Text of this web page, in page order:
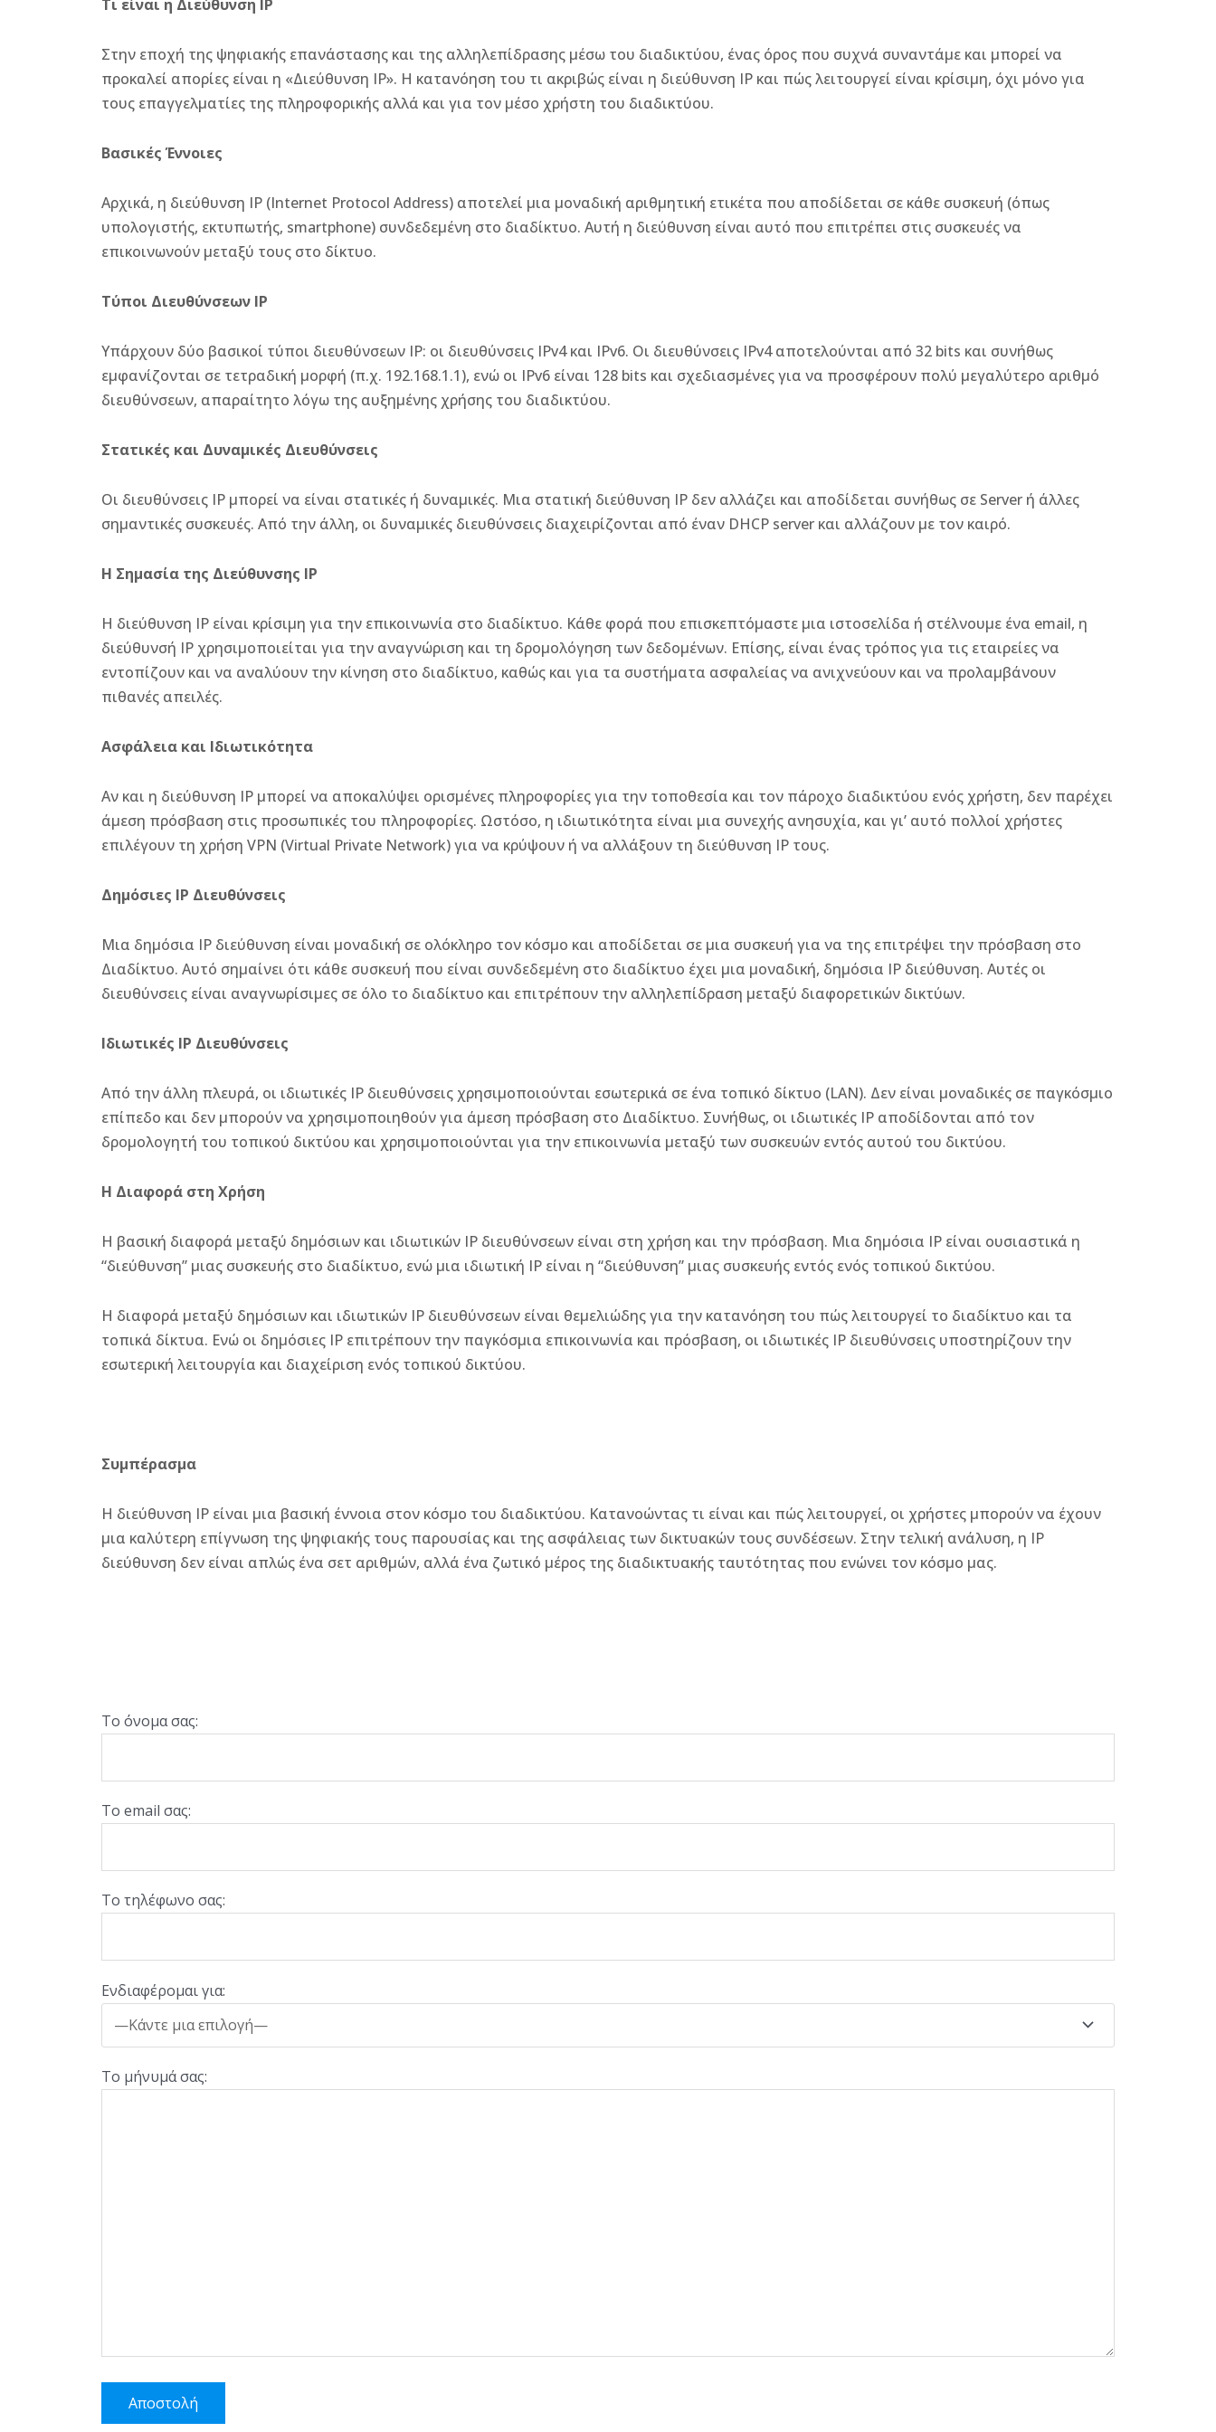
Τι είναι η Διεύθυνση IP
Στην εποχή της ψηφιακής επανάστασης και της αλληλεπίδρασης μέσω του διαδικτύου, ένας όρος που συχνά συναντάμε και μπορεί να
προκαλεί απορίες είναι η «Διεύθυνση IP». Η κατανόηση του τι ακριβώς είναι η διεύθυνση IP και πώς λειτουργεί είναι κρίσιμη, όχι μόνο για
τους επαγγελματίες της πληροφορικής αλλά και για τον μέσο χρήστη του διαδικτύου.
Βασικές Έννοιες
Αρχικά, η διεύθυνση IP (Internet Protocol Address) αποτελεί μια μοναδική αριθμητική ετικέτα που αποδίδεται σε κάθε συσκευή (όπως
υπολογιστής, εκτυπωτής, smartphone) συνδεδεμένη στο διαδίκτυο. Αυτή η διεύθυνση είναι αυτό που επιτρέπει στις συσκευές να
επικοινωνούν μεταξύ τους στο δίκτυο.
Τύποι Διευθύνσεων IP
Υπάρχουν δύο βασικοί τύποι διευθύνσεων IP: οι διευθύνσεις IPv4 και IPv6. Οι διευθύνσεις IPv4 αποτελούνται από 32 bits και συνήθως
εμφανίζονται σε τετραδική μορφή (π.χ. 192.168.1.1), ενώ οι IPv6 είναι 128 bits και σχεδιασμένες για να προσφέρουν πολύ μεγαλύτερο αριθμό
διευθύνσεων, απαραίτητο λόγω της αυξημένης χρήσης του διαδικτύου.
Στατικές και Δυναμικές Διευθύνσεις
Οι διευθύνσεις IP μπορεί να είναι στατικές ή δυναμικές. Μια στατική διεύθυνση IP δεν αλλάζει και αποδίδεται συνήθως σε Server ή άλλες
σημαντικές συσκευές. Από την άλλη, οι δυναμικές διευθύνσεις διαχειρίζονται από έναν DHCP server και αλλάζουν με τον καιρό.
Η Σημασία της Διεύθυνσης IP
Η διεύθυνση IP είναι κρίσιμη για την επικοινωνία στο διαδίκτυο. Κάθε φορά που επισκεπτόμαστε μια ιστοσελίδα ή στέλνουμε ένα email, η
διεύθυνσή IP χρησιμοποιείται για την αναγνώριση και τη δρομολόγηση των δεδομένων. Επίσης, είναι ένας τρόπος για τις εταιρείες να
εντοπίζουν και να αναλύουν την κίνηση στο διαδίκτυο, καθώς και για τα συστήματα ασφαλείας να ανιχνεύουν και να προλαμβάνουν
πιθανές απειλές.
Ασφάλεια και Ιδιωτικότητα
Αν και η διεύθυνση IP μπορεί να αποκαλύψει ορισμένες πληροφορίες για την τοποθεσία και τον πάροχο διαδικτύου ενός χρήστη, δεν παρέχει
άμεση πρόσβαση στις προσωπικές του πληροφορίες. Ωστόσο, η ιδιωτικότητα είναι μια συνεχής ανησυχία, και γι’ αυτό πολλοί χρήστες
επιλέγουν τη χρήση VPN (Virtual Private Network) για να κρύψουν ή να αλλάξουν τη διεύθυνση IP τους.
Δημόσιες IP Διευθύνσεις
Μια δημόσια IP διεύθυνση είναι μοναδική σε ολόκληρο τον κόσμο και αποδίδεται σε μια συσκευή για να της επιτρέψει την πρόσβαση στο
Διαδίκτυο. Αυτό σημαίνει ότι κάθε συσκευή που είναι συνδεδεμένη στο διαδίκτυο έχει μια μοναδική, δημόσια IP διεύθυνση. Αυτές οι
διευθύνσεις είναι αναγνωρίσιμες σε όλο το διαδίκτυο και επιτρέπουν την αλληλεπίδραση μεταξύ διαφορετικών δικτύων.
Ιδιωτικές IP Διευθύνσεις
Από την άλλη πλευρά, οι ιδιωτικές IP διευθύνσεις χρησιμοποιούνται εσωτερικά σε ένα τοπικό δίκτυο (LAN). Δεν είναι μοναδικές σε παγκόσμιο
επίπεδο και δεν μπορούν να χρησιμοποιηθούν για άμεση πρόσβαση στο Διαδίκτυο. Συνήθως, οι ιδιωτικές IP αποδίδονται από τον
δρομολογητή του τοπικού δικτύου και χρησιμοποιούνται για την επικοινωνία μεταξύ των συσκευών εντός αυτού του δικτύου.
Η Διαφορά στη Χρήση
Η βασική διαφορά μεταξύ δημόσιων και ιδιωτικών IP διευθύνσεων είναι στη χρήση και την πρόσβαση. Μια δημόσια IP είναι ουσιαστικά η
“διεύθυνση” μιας συσκευής στο διαδίκτυο, ενώ μια ιδιωτική IP είναι η “διεύθυνση” μιας συσκευής εντός ενός τοπικού δικτύου.
Η διαφορά μεταξύ δημόσιων και ιδιωτικών IP διευθύνσεων είναι θεμελιώδης για την κατανόηση του πώς λειτουργεί το διαδίκτυο και τα
τοπικά δίκτυα. Ενώ οι δημόσιες IP επιτρέπουν την παγκόσμια επικοινωνία και πρόσβαση, οι ιδιωτικές IP διευθύνσεις υποστηρίζουν την
εσωτερική λειτουργία και διαχείριση ενός τοπικού δικτύου.
Συμπέρασμα
Η διεύθυνση IP είναι μια βασική έννοια στον κόσμο του διαδικτύου. Κατανοώντας τι είναι και πώς λειτουργεί, οι χρήστες μπορούν να έχουν
μια καλύτερη επίγνωση της ψηφιακής τους παρουσίας και της ασφάλειας των δικτυακών τους συνδέσεων. Στην τελική ανάλυση, η IP
διεύθυνση δεν είναι απλώς ένα σετ αριθμών, αλλά ένα ζωτικό μέρος της διαδικτυακής ταυτότητας που ενώνει τον κόσμο μας.
Το όνομα σας:
Το email σας:
Το τηλέφωνο σας:
Ενδιαφέρομαι για:
Το μήνυμά σας: